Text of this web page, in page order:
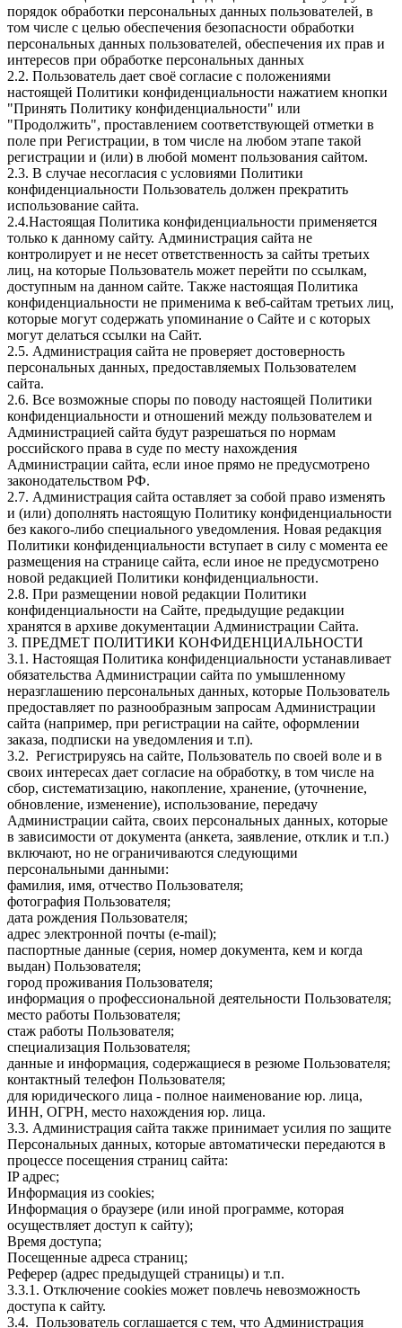
порядок обработки персональных данных пользователей, в
том числе с целью обеспечения безопасности обработки
персональных данных пользователей, обеспечения их прав и
интересов при обработке персональных данных
2.2. Пользователь дает своё согласие с положениями
настоящей Политики конфиденциальности нажатием кнопки
"Принять Политику конфиденциальности" или
"Продолжить", проставлением соответствующей отметки в
поле при Регистрации, в том числе на любом этапе такой
регистрации и (или) в любой момент пользования сайтом.
2.3. В случае несогласия с условиями Политики
конфиденциальности Пользователь должен прекратить
использование сайта.
2.4.Настоящая Политика конфиденциальности применяется
только к данному сайту. Администрация сайта не
контролирует и не несет ответственность за сайты третьих
лиц, на которые Пользователь может перейти по ссылкам,
доступным на данном сайте. Также настоящая Политика
конфиденциальности не применима к веб-сайтам третьих лиц,
которые могут содержать упоминание о Сайте и с которых
могут делаться ссылки на Сайт.
2.5. Администрация сайта не проверяет достоверность
персональных данных, предоставляемых Пользователем
сайта.
2.6. Все возможные споры по поводу настоящей Политики
конфиденциальности и отношений между пользователем и
Администрацией сайта будут разрешаться по нормам
российского права в суде по месту нахождения
Администрации сайта, если иное прямо не предусмотрено
законодательством РФ.
2.7. Администрация сайта оставляет за собой право изменять
и (или) дополнять настоящую Политику конфиденциальности
без какого-либо специального уведомления. Новая редакция
Политики конфиденциальности вступает в силу с момента ее
размещения на странице сайта, если иное не предусмотрено
новой редакцией Политики конфиденциальности.
2.8. При размещении новой редакции Политики
конфиденциальности на Сайте, предыдущие редакции
хранятся в архиве документации Администрации Сайта.
3. ПРЕДМЕТ ПОЛИТИКИ КОНФИДЕНЦИАЛЬНОСТИ
3.1. Настоящая Политика конфиденциальности устанавливает
обязательства Администрации сайта по умышленному
неразглашению персональных данных, которые Пользователь
предоставляет по разнообразным запросам Администрации
сайта (например, при регистрации на сайте, оформлении
заказа, подписки на уведомления и т.п).
3.2. Регистрируясь на сайте, Пользователь по своей воле и в
своих интересах дает согласие на обработку, в том числе на
сбор, систематизацию, накопление, хранение, (уточнение,
обновление, изменение), использование, передачу
Администрации сайта, своих персональных данных, которые
в зависимости от документа (анкета, заявление, отклик и т.п.)
включают, но не ограничиваются следующими
персональными данными:
фамилия, имя, отчество Пользователя;
фотография Пользователя;
дата рождения Пользователя;
адрес электронной почты (e-mail);
паспортные данные (серия, номер документа, кем и когда
выдан) Пользователя;
город проживания Пользователя;
информация о профессиональной деятельности Пользователя;
место работы Пользователя;
стаж работы Пользователя;
специализация Пользователя;
данные и информация, содержащиеся в резюме Пользователя;
контактный телефон Пользователя;
для юридического лица - полное наименование юр. лица,
ИНН, ОГРН, место нахождения юр. лица.
3.3. Администрация сайта также принимает усилия по защите
Персональных данных, которые автоматически передаются в
процессе посещения страниц сайта:
IP адрес;
Информация из cookies;
Информация о браузере (или иной программе, которая
осуществляет доступ к сайту);
Время доступа;
Посещенные адреса страниц;
Реферер (адрес предыдущей страницы) и т.п.
3.3.1. Отключение cookies может повлечь невозможность
доступа к сайту.
3.4. Пользователь соглашается с тем, что Администрация